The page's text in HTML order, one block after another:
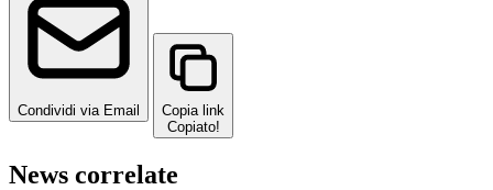
Condividi via Email
Copia link
Copiato!
News correlate